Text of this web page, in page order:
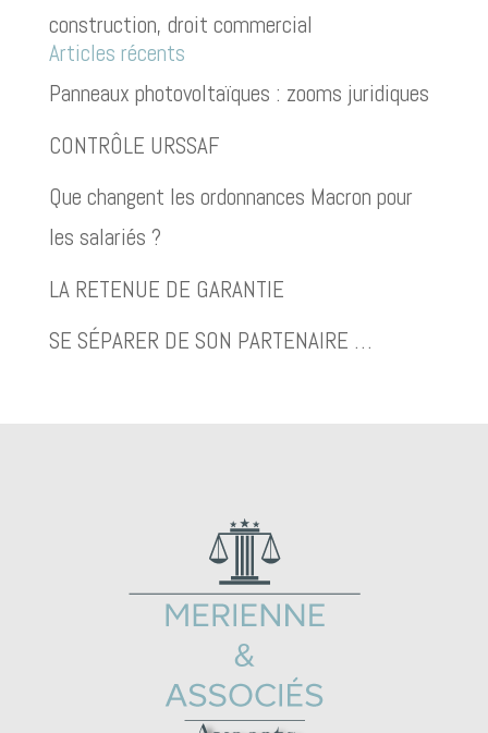
construction, droit commercial
Articles récents
Panneaux photovoltaïques : zooms juridiques
CONTRÔLE URSSAF
Que changent les ordonnances Macron pour
les salariés ?
LA RETENUE DE GARANTIE
SE SÉPARER DE SON PARTENAIRE …